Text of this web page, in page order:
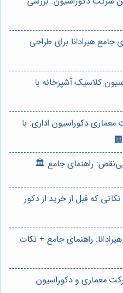
هیرادانا برای طراحی
کلاسیک آشپزخانه با
دکوراسیون اداری: با
راهنمای جامع 🏛️
که قبل از خرید از دکور
راهنمای جامع + نکات
معماری و دکوراسیون